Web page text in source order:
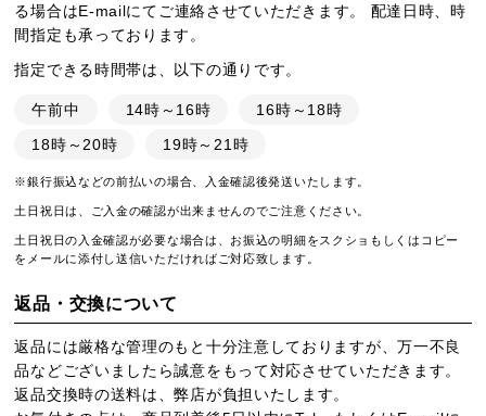
る場合はE-mailにてご連絡させていただきます。 配達日時、時
間指定も承っております。
指定できる時間帯は、以下の通りです。
午前中 14時～16時
16時～18時
18時～20時
19時～21時
※銀行振込などの前払いの場合、入金確認後発送いたします。
土日祝日は、ご入金の確認が出来ませんのでご注意ください。
土日祝日の入金確認が必要な場合は、お振込の明細をスクショもしくはコピー
をメールに添付し送信いただければご対応致します。
返品・交換について
返品には厳格な管理のもと十分注意しておりますが、万一不良
品などございましたら誠意をもって対応させていただきます。
返品交換時の送料は、弊店が負担いたします。